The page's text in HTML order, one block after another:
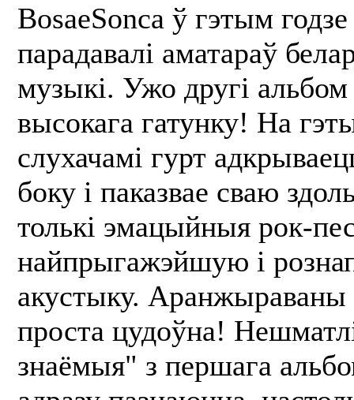
BosaeSonca ў гэтым
парадавалі аматараў
музыкі. Ужо другі альбом
высокага гатунку! На
слухачамі гурт
боку і паказвае сваю
толькі эмацыйныя рок-
найпрыгажэйшую і
акустыку. Аранжыраваны
проста цудоўна!
знаёмыя" з першага